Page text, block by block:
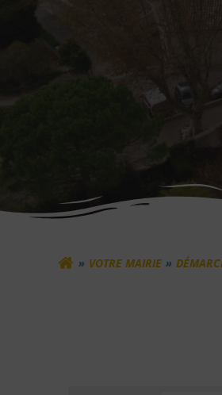
VOTRE MAIRIE